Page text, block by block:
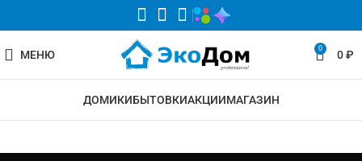
МЕНЮ 0 0₽
ДОМИКИБЫТОВКИАКЦИИМАГАЗИН